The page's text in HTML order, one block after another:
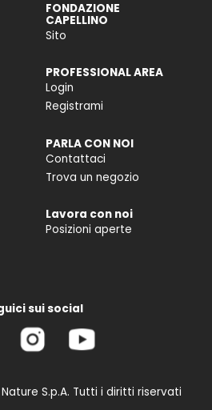
FONDAZIONE
CAPELLINO
Sito
PROFESSIONAL AREA
Login
Registrami
PARLA CON NOI
Contattaci
Trova un negozio
Lavora con noi
Posizioni aperte
sui social
S.p.A. Tutti i diritti riservati